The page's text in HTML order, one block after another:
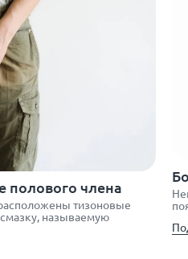
полового члена
тизоновые
называемую